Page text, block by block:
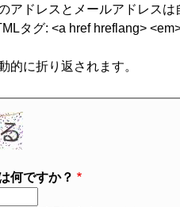
アドレスとメールアドレスは
タグ: <a href hreflang>
的に折り返されます。
何ですか？